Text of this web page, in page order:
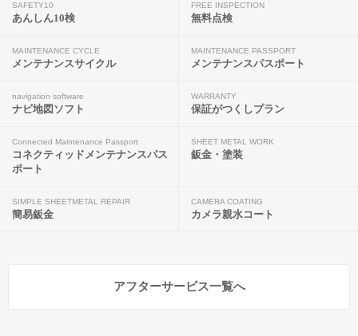
SAFETY10
あんしん10検
FREE INSPECTION
無料点検
MAINTENANCE CYCLE
メンテナンスサイクル
MAINTENANCE PASSPORT
メンテナンスパスポート
navigation software
ナビ地図ソフト
WARRANTY
保証がつくしプラン
Connected Maintenance Passport
コネクティッドメンテナンスパス
ポート
SHEET METAL WORK
鈑金・塗装
SIMPLE SHEETMETAL REPAIR
簡易鈑金
CAMERA COATING
カメラ親水コート
アフターサービス一覧へ